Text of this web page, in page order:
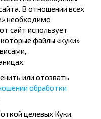
В отношении всех
необходимо
сайт использует
файлы «куки»
или отозвать
обработки
целевых Куки,